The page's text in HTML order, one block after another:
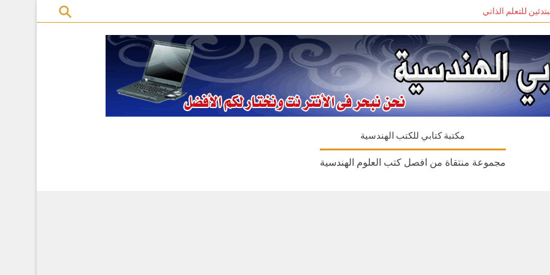
مكتبة كتابي للكتب الهندسية
مجموعة منتقاة من افصل كتب العلوم الهندسية